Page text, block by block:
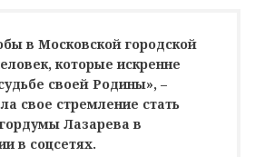
в Московской городской
которые искренне
своей Родины», –
свое стремление стать
Лазарева в
в соцсетях.